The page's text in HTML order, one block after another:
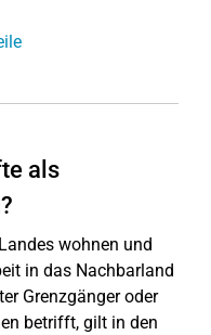
als
wohnen und
in das Nachbarland
Grenzgänger oder
betrifft, gilt in den